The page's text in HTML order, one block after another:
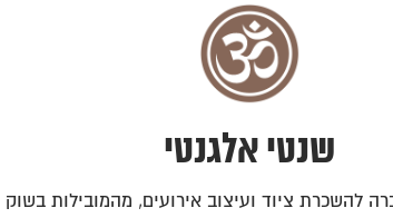
שנטי אלגנטי
להשכרת ציוד ועיצוב אירועים, מהמובילות בשוק